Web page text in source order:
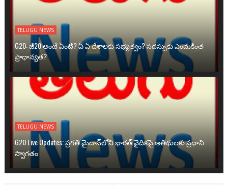
TELUGU NEWS
G20: జీ20 అంటే ఏంటి? ఏ ఏ దేశాలకు సభ్యత్వం? సదస్సుకు ఎందుకింత
ప్రాధాన్యత?
TELUGU NEWS
G20 Live Updates: ప్రగతి మైదాన్‌లోని భారత్ వైదికపై అతిథులకు ప్రధాని
స్వాగతం